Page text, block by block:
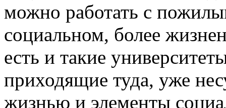
можно работать с
социальном, более
есть и такие
приходящие туда, уже
жизнью и элементы